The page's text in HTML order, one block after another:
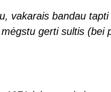
vakarais bandau
gerti sultis (bei